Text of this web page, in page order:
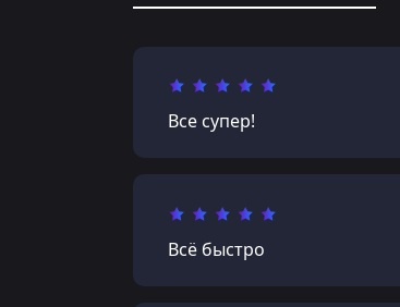
Все супер!
Всё быстро